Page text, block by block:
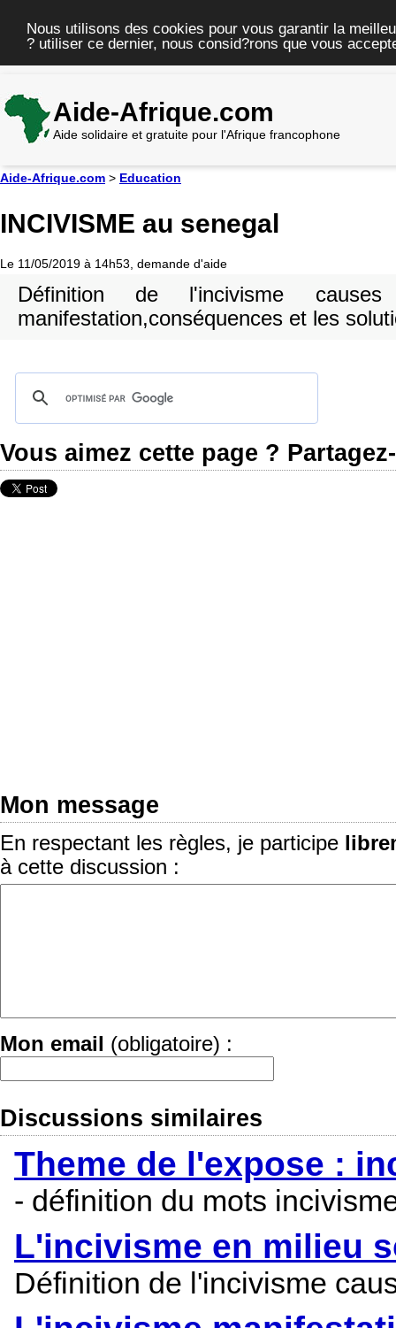
Nous utilisons des cookies pour vous garantir la
? utiliser ce dernier, nous consid?rons que vous
Aide-Afrique.com
Aide solidaire et gratuite pour l'Afrique francophone
Aide-Afrique.com > Education
INCIVISME au senegal
Le 11/05/2019 à 14h53, demande d'aide
Définition de l'incivisme
manifestation,conséquences et les
Vous aimez cette page ?
Mon message
En respectant les règles, je participe
à cette discussion :
Mon email (obligatoire) :
Discussions similaires
Theme de l'expose :
- définition du mots
L'incivisme en milieu
Définition de l'incivisme